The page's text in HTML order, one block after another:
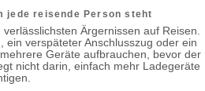
jede reisende Person steht
Ärgernissen auf Reisen.
ein verspäteter Anschlusszug oder ein
Geräte aufbrauchen, bevor der
nicht darin, einfach mehr Ladegeräte